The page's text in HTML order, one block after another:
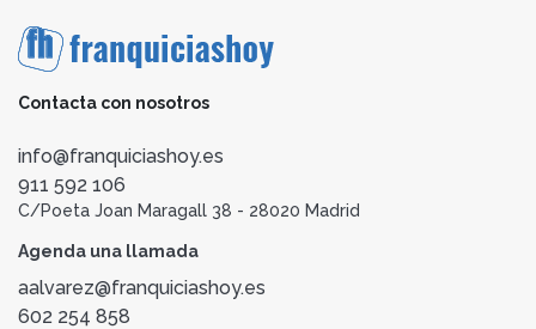
Contacta con nosotros
info@franquiciashoy.es
911 592 106
C/Poeta Joan Maragall 38 - 28020 Madrid
Agenda una llamada
aalvarez@franquiciashoy.es
602 254 858